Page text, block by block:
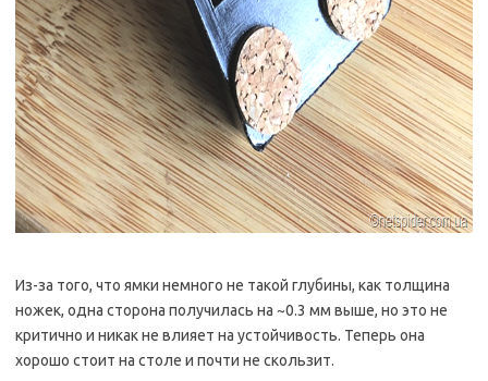
Из-за того, что ямки немного не такой глубины, как толщина
ножек, одна сторона получилась на ~0.3 мм выше, но это не
критично и никак не влияет на устойчивость. Теперь она
хорошо стоит на столе и почти не скользит.